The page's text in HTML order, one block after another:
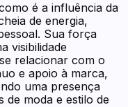
é a influência da
de energia,
Sua força
visibilidade
relacionar com o
e apoio à marca,
uma presença
de moda e estilo de